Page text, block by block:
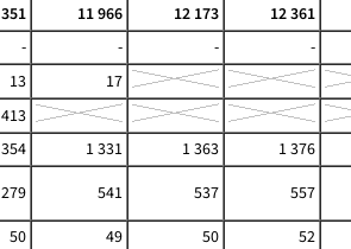
11 966 12 173 12 361
- - - -
13
17
413
1 331 1 363 1 376
279 541 537 557
50 49 50 52